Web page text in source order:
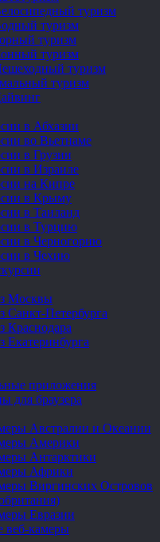
туризм
туризм
туризм
туризм
туризм
туризм
в Абхазии
во Вьетнаме
в Грузии
в Израиле
на Кипре
в Крыму
в Таиланд
в Турцию
в Черногорию
в Чехию
Москвы
Санкт-Петербурга
Краснодара
Екатеринбурга
приложения
для браузера
Австралии и Океании
Америки
Антарктики
Африки
Виргинских Островов
Евразии
веб-камеры